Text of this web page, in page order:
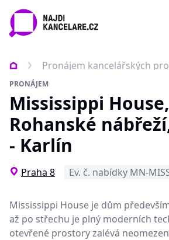
Pronájem kancelářských
PRONÁJEM
Mississippi House,
Rohanské
- Karlín
Praha 8 Ev. č. nabídky MN-
Mississippi House je dům
až po střechu je plný moderních
otevřené prostory zalévá